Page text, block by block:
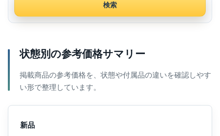
検索
状態別の参考価格サマリー
掲載商品の参考価格を、状態や付属品の違いを確認しやす
い形で整理しています。
新品